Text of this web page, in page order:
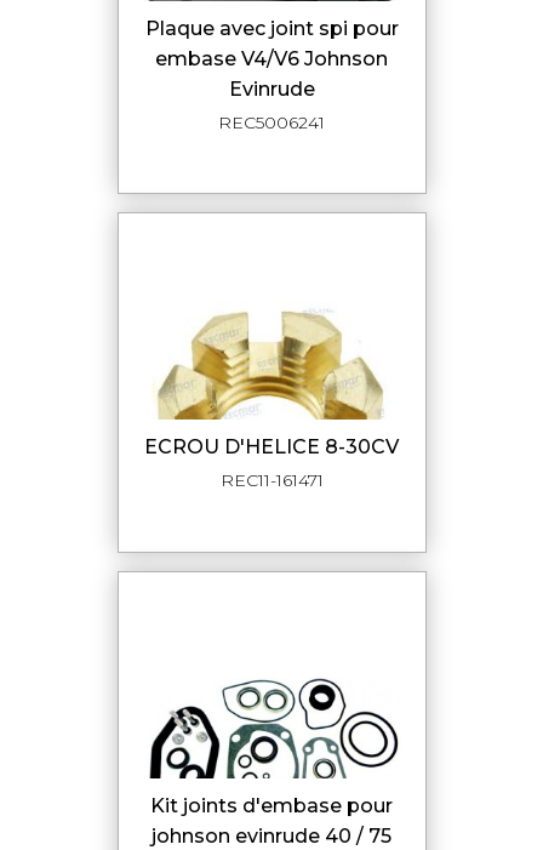
Plaque avec joint spi pour
embase V4/V6 Johnson
Evinrude
REC5006241
ECROU D'HELICE 8-30CV
REC11-161471
kit joints d'embase pour
johnson evinrude 40 / 75